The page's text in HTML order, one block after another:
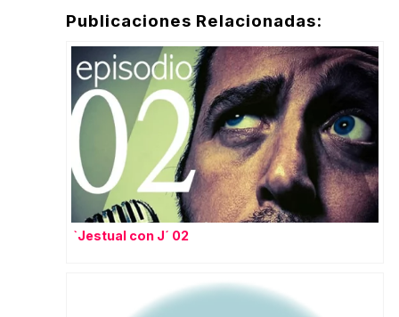
Publicaciones Relacionadas:
`Jestual con J´ 02